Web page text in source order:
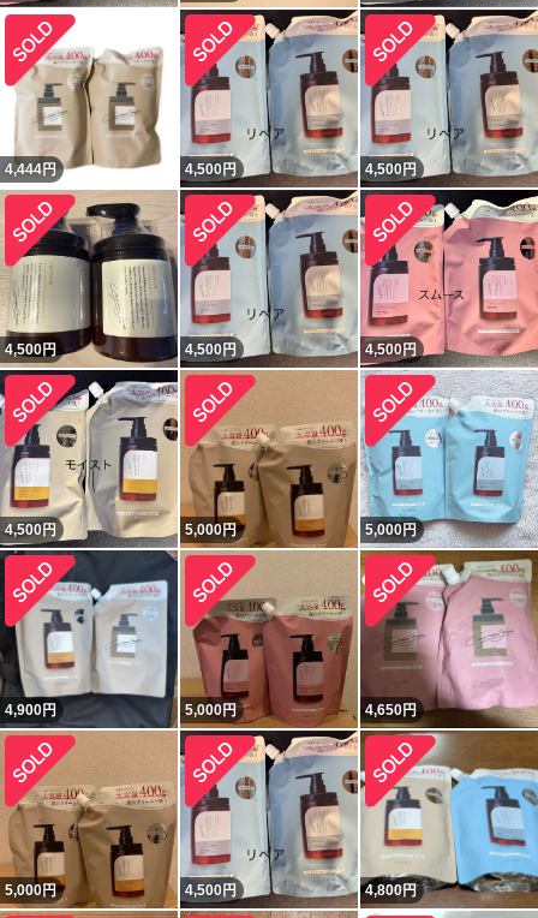
4,444円 4,500円 4,500円
4,500円 4,500円 4,500円
4,500円 5,000円 5,000円
4,900円 5,000円 4,650円
5,000円 4,500円 4,800円